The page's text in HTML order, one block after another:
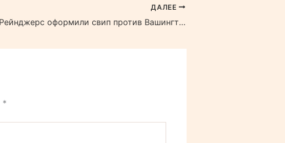
ДАЛЕЕ
Рейнджерс оформили свип против Вашингтона.
*